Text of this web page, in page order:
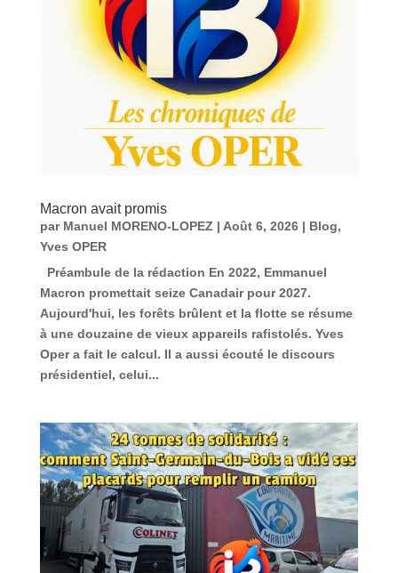
Macron avait promis
par Manuel MORENO-LOPEZ| Août 6, 2026| Blog,
Yves OPER
Préambule de la rédaction En 2022, Emmanuel
Macron promettait seize Canadair pour 2027.
Aujourd'hui, les forêts brûlent et la flotte se résume
à une douzaine de vieux appareils rafistolés. Yves
Oper a fait le calcul. Il a aussi écouté le discours
présidentiel, celui...